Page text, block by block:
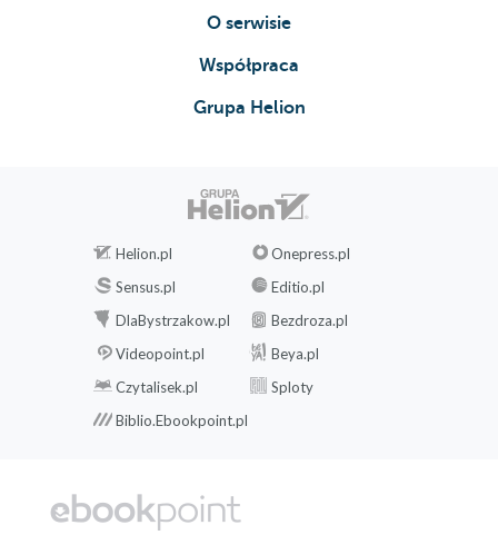
O serwisie
Współpraca
Grupa Helion
Helion.pl
Onepress.pl
Sensus.pl
Editio.pl
DlaBystrzakow.pl
Bezdroza.pl
Videopoint.pl
Beya.pl
Czytalisek.pl
Sploty
Biblio.Ebookpoint.pl